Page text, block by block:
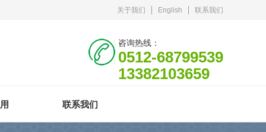
关于我们 English 联系我们
咨询热线：
0512-68799539
13382103659
联系我们